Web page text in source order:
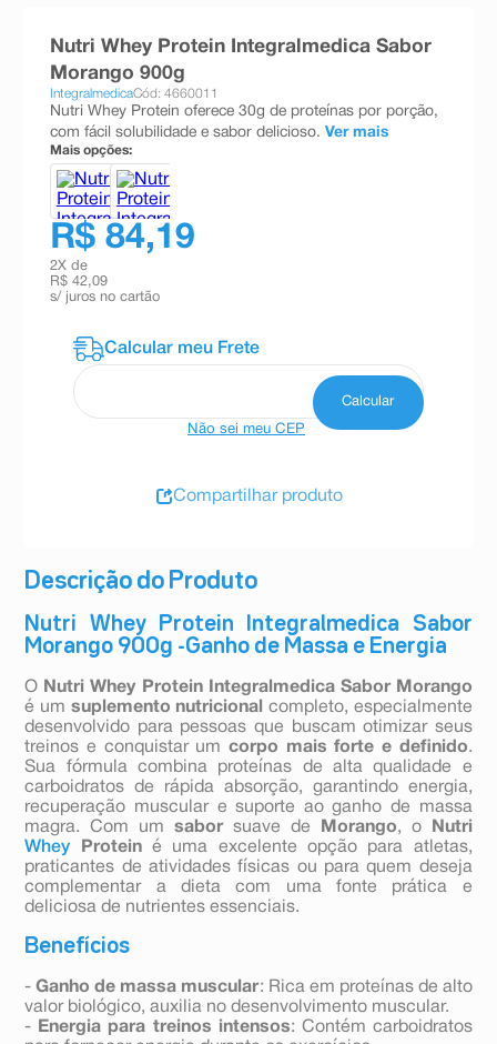
Descrição do Produto
Nutri Whey Protein Integralmedica Sabor
Morango 900g -Ganho de Massa e Energia
O Nutri Whey Protein Integralmedica Sabor Morango
é um suplemento nutricional
completo, especialmente
desenvolvido para pessoas que buscam otimizar seus
treinos e conquistar um corpo mais forte e definido.
Sua fórmula combina proteínas de alta qualidade e
carboidratos de rápida absorção, garantindo energia,
recuperação muscular e suporte ao ganho de massa
magra. Com umsaborsuave de Morango, o
Nutri
Whey Proteiné uma excelente opção para atletas,
praticantes de atividades físicas ou para quem deseja
complementar a dieta com uma fonte prática e
deliciosa de nutrientes essenciais.
Benefícios
-Ganho de massa muscular: Rica em proteínas de alto
valor biológico, auxilia no desenvolvimento muscular.
-
Energia para treinos intensos: Contém carboidratos
Nutri Whey Protein Integralmedica Sabor
Morango 900g
IntegralmedicaCód: 4660011
Nutri Whey Protein oferece 30g de proteínas por porção,
com fácil solubilidade e sabor delicioso. Ver mais
Mais opções:
R$ 84,19
2X de
R$ 42,09
s/ juros no cartão
Não sei meu CEP
Compartilhar produto
teste gravidez
ºesmalte